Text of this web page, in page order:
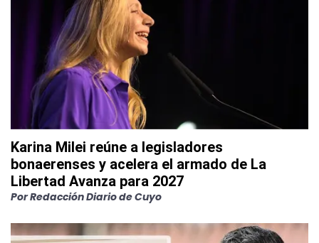
Karina Milei reúne a legisladores
bonaerenses y acelera el armado de La
Libertad Avanza para 2027
PorRedacción Diario de Cuyo